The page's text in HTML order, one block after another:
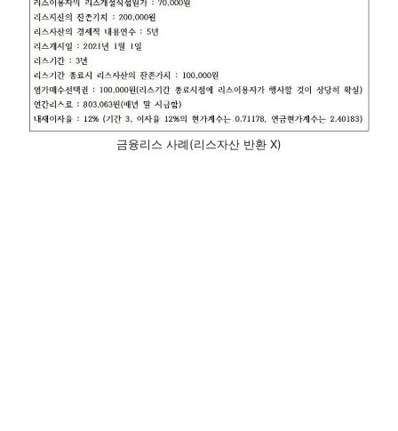
금융리스 사례(리스자산 반환 X)